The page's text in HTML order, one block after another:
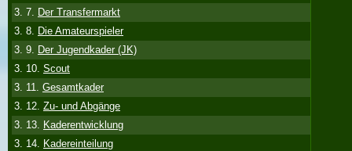
3. 7. Der Transfermarkt
3. 8. Die Amateurspieler
3. 9. Der Jugendkader (JK)
3. 10. Scout
3. 11. Gesamtkader
3. 12. Zu- und Abgänge
3. 13. Kaderentwicklung
3. 14. Kadereinteilung